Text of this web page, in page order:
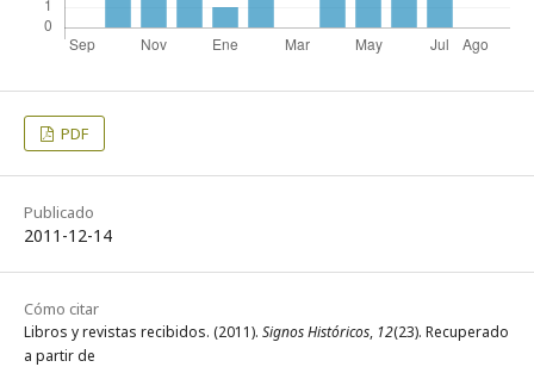
PDF
Publicado
2011-12-14
Cómo citar
Libros y revistas recibidos. (2011). Signos Históricos, 12(23). Recuperado
a partir de